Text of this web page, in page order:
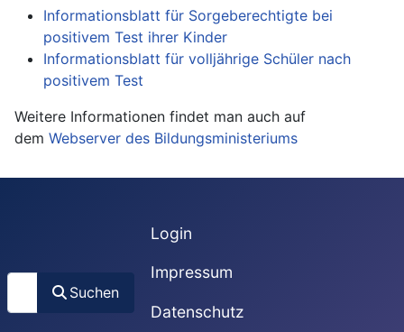
Informationsblatt für Sorgeberechtigte bei
positivem Test ihrer Kinder
Informationsblatt für volljährige Schüler nach
positivem Test
Weitere Informationen findet man auch auf
dem Webserver des Bildungsministeriums
Suchen
Suchen
Login
Impressum
Datenschutz